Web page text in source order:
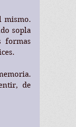
mismo.
sopla
formas
de